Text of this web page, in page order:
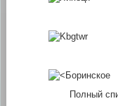
Полный